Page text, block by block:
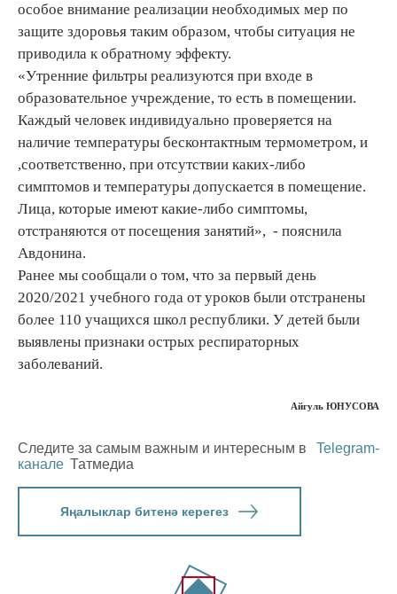
особое внимание реализации необходимых мер по
защите здоровья таким образом, чтобы ситуация не
приводила к обратному эффекту.
«Утренние фильтры реализуются при входе в
образовательное учреждение, то есть в помещении.
Каждый человек индивидуально проверяется на
наличие температуры бесконтактным термометром, и
,соответственно, при отсутствии каких-либо
симптомов и температуры допускается в помещение.
Лица, которые имеют какие-либо симптомы,
отстраняются от посещения занятий», - пояснила
Авдонина.
Ранее мы сообщали о том, что за первый день
2020/2021 учебного года от уроков были отстранены
более 110 учащихся школ республики. У детей были
выявлены признаки острых респираторных
заболеваний.
Айгуль ЮНУСОВА
Следите за самым важным и интересным в
Telegram-
канале Татмедиа
Яңалыклар битенә керегез